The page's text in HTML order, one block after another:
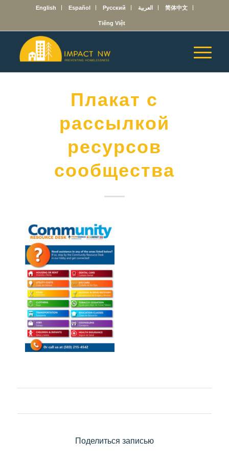
English Español Русский العربية 简体中文
Tiếng Việt
Плакат с
рассылкой
ресурсов
сообщества
Поделиться записью